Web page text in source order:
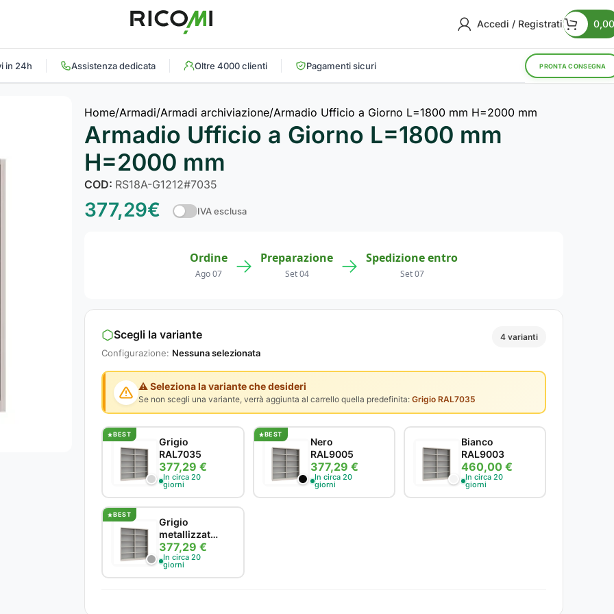
Accedi / Registrati 0,00
in 24h Assistenza dedicata Oltre 4000 clienti Pagamenti sicuri PRONTA CONSEGNA
Home Armadi Armadi archiviazione Armadio Ufficio a Giorno L=1800 mm H=2000 mm
Armadio Ufficio a Giorno L=1800 mm
H=2000 mm
COD: RS18A-G1212#7035
377,29€ IVA esclusa
Ordine
Ago 07 → Preparazione
Set 04 → Spedizione entro
Set 07
Scegli la variante
Configurazione: Nessuna selezionata
4 varianti
⚠️ Seleziona la variante che desideri
Se non scegli una variante, verrà aggiunta al carrello quella predefinita: Grigio RAL7035
BEST
Grigio
RAL7035
377,29 €
In circa 20
giorni
BEST
Nero
RAL9005
377,29 €
In circa 20
giorni
Bianco
RAL9003
460,00 €
In circa 20
giorni
BEST
Grigio
metallizzato
RAL9006
377,29 €
In circa 20
giorni